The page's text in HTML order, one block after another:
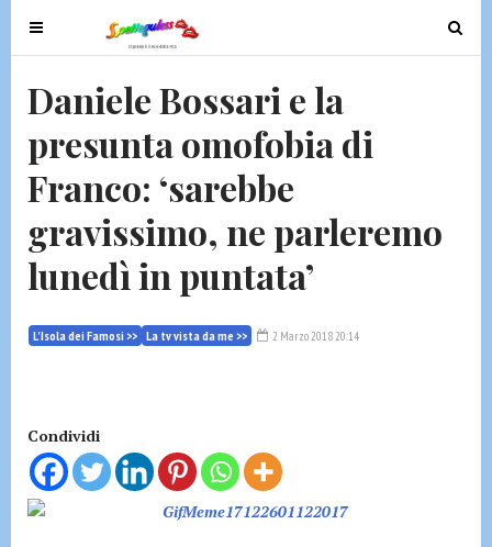
T
o
e
n
v
i
g
t
T
o
Daniele Bossari e la
presunta omofobia di
Franco: ‘sarebbe
gravissimo, ne parleremo
lunedì in puntata’
L'Isola dei Famosi >> La tv vista da me >> 2 Marzo 2018 20:14
Condividi